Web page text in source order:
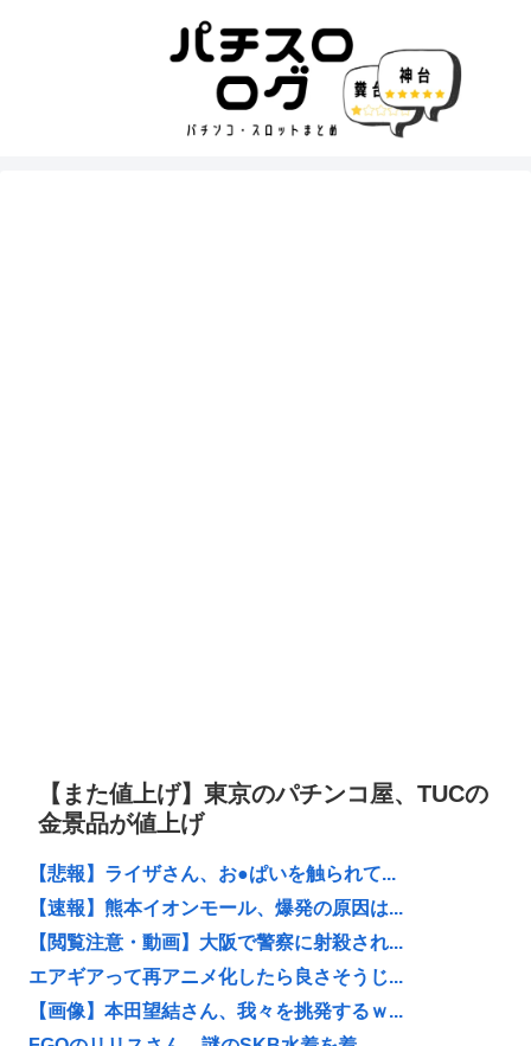
【また値上げ】東京のパチンコ屋、TUCの
金景品が値上げ
【悲報】ライザさん、お●ぱいを触られて...
【速報】熊本イオンモール、爆発の原因は...
【閲覧注意・動画】大阪で警察に射殺され...
エアギアって再アニメ化したら良さそうじ...
【画像】本田望結さん、我々を挑発するｗ...